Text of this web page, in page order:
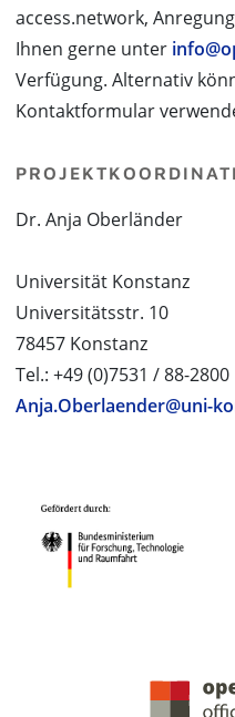
access.network,
Ihnen gerne unter
Verfügung. Alternativ
Kontaktformular
Dr. Anja Oberländer
Universität Konstanz
Universitätsstr. 10
78457 Konstanz
Tel.: +49 (0)7531 / 88-2800
Anja.Oberlaender@uni-